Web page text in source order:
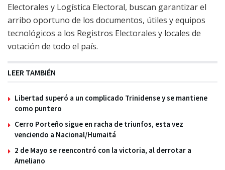
Electorales y Logística Electoral, buscan garantizar el
arribo oportuno de los documentos, útiles y equipos
tecnológicos a los Registros Electorales y locales de
votación de todo el país.
LEER TAMBIÉN
Libertad superó a un complicado Trinidense y se mantiene
como puntero
Cerro Porteño sigue en racha de triunfos, esta vez
venciendo a Nacional/Humaitá
2 de Mayo se reencontró con la victoria, al derrotar a
Ameliano